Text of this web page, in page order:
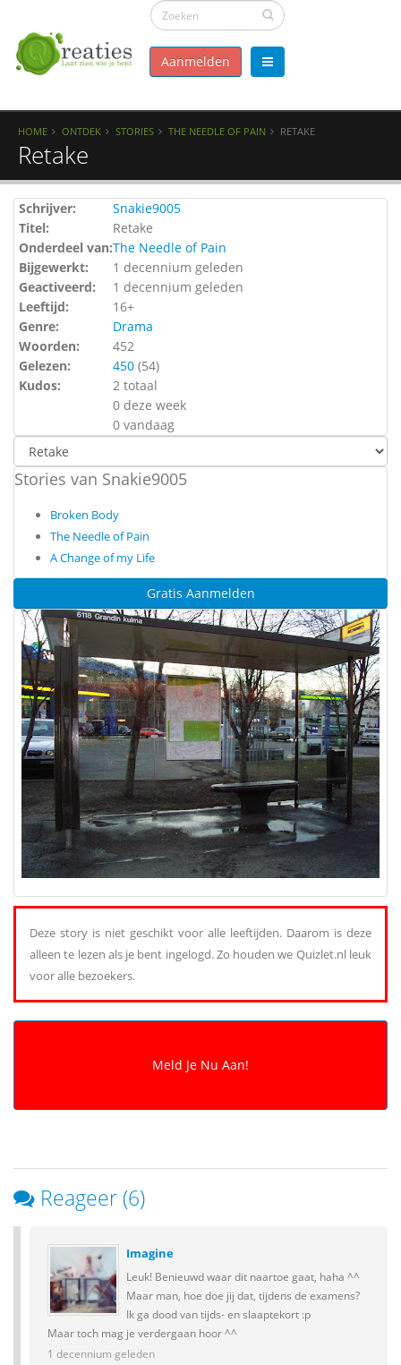
Aanmelden
HOME ONTDEK STORIES THE NEEDLE OF PAIN RETAKE
Retake
Schrijver:
Snakie9005
Titel:
Retake
Onderdeel van:The Needle of Pain
Bijgewerkt:
1 decennium geleden
Geactiveerd:
1 decennium geleden
Leeftijd:
16+
Genre:
Drama
Woorden:
452
Gelezen:
450 (54)
Kudos:
2 totaal
0 deze week
0 vandaag
Stories van Snakie9005
Broken Body
The Needle of Pain
A Change of my Life
Gratis Aanmelden
Deze story is niet geschikt voor alle leeftijden. Daarom is deze
alleen te lezen als je bent ingelogd. Zo houden we Quizlet.nl leuk
voor alle bezoekers.
Reageer (6)
Imagine
Leuk! Benieuwd waar dit naartoe gaat, haha ^^
Maar man, hoe doe jij dat, tijdens de examens?
Ik ga dood van tijds- en slaaptekort :p
Maar toch mag je verdergaan hoor ^^
1 decennium geleden